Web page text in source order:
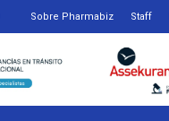
Sobre Pharmabiz Staff